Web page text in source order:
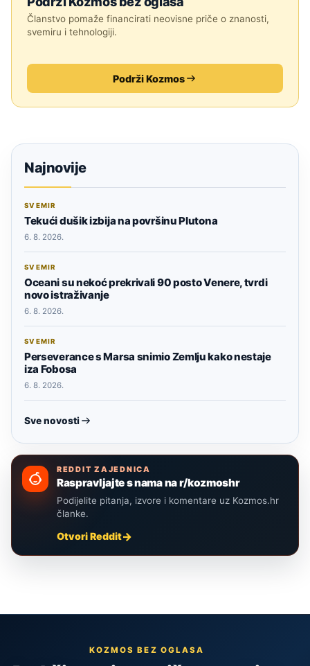
Članstvo pomaže financirati neovisne priče o znanosti,
svemiru i tehnologiji.
Podrži Kozmos
Najnovije
SVEMIR
Tekući dušik izbija na površinu Plutona
6. 8. 2026.
SVEMIR
Oceani su nekoć prekrivali 90 posto Venere, tvrdi
novo istraživanje
6. 8. 2026.
SVEMIR
Perseverance s Marsa snimio Zemlju kako nestaje
iza Fobosa
6. 8. 2026.
Sve novosti
REDDIT ZAJEDNICA
Raspravljajte s nama na r/kozmoshr
Podijelite pitanja, izvore i komentare uz Kozmos.hr
članke.
Otvori Reddit
KOZMOS BEZ OGLASA